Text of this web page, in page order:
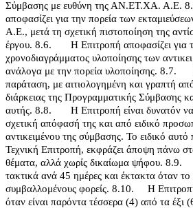
Σύμβασης με ευθύνη της ΑΝ.ΕΤ.ΧΑ. Α.Ε.
αποφασίζει για την πορεία των
Α.Ε., μετά τη σχετική πιστοποίηση της
έργου. 8.6.
Η Επιτροπή αποφασίζει για
χρονοδιαγράμματος υλοποίησης των
ανάλογα με την πορεία υλοποίησης. 8.7.
παράταση, με αιτιολογημένη και γραπτή
διάρκειας της Προγραμματικής Σύμβασης
αυτής. 8.8.
Η Επιτροπή είναι δυνατόν
σχετική απόφασή της και από ειδικό
αντικειμένου της σύμβασης. Το ειδικό
Τεχνική Επιτροπή, εκφράζει άποψη πάνω
θέματα, αλλά χωρίς δικαίωμα ψήφου. 8.9.
τακτικά ανά 45 ημέρες και έκτακτα όταν το
συμβαλλομένους φορείς. 8.10.
Η
όταν είναι παρόντα τέσσερα (4) από τα έξι